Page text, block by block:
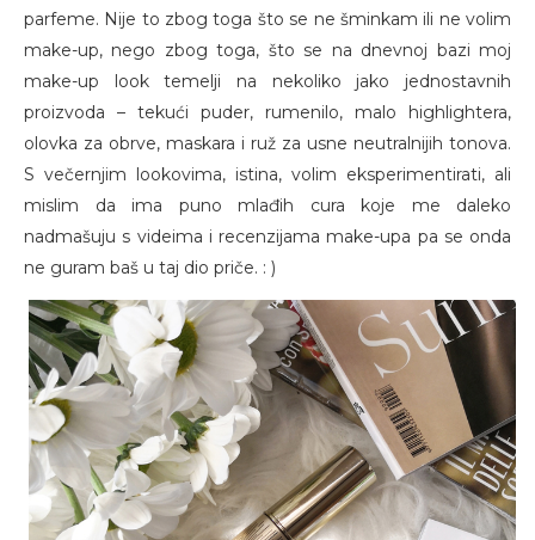
parfeme. Nije to zbog toga što se ne šminkam ili ne volim
make-up, nego zbog toga, što se na dnevnoj bazi moj
make-up look temelji na nekoliko jako jednostavnih
proizvoda – tekući puder, rumenilo, malo highlightera,
olovka za obrve, maskara i ruž za usne neutralnijih tonova.
S večernjim lookovima, istina, volim eksperimentirati, ali
mislim da ima puno mlađih cura koje me daleko
nadmašuju s videima i recenzijama make-upa pa se onda
ne guram baš u taj dio priče. : )